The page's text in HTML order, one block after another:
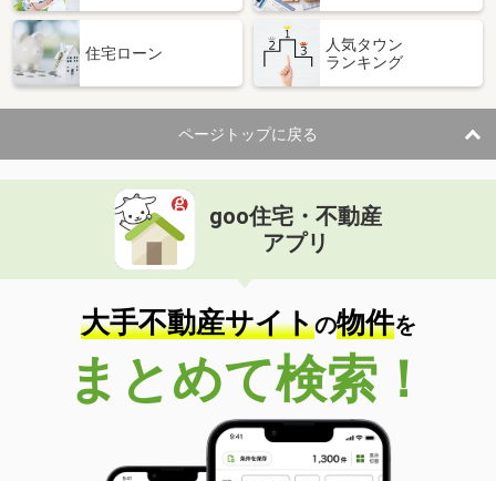
住宅ローン
人気タウン
ランキング
ページトップに戻る
goo住宅・不動産
アプリ
大手不動産サイトの物件を
まとめて検索！